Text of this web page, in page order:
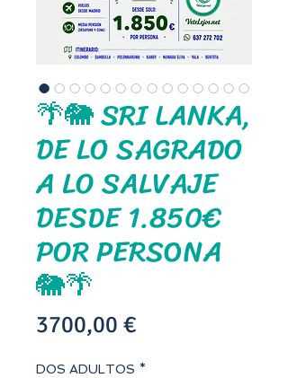
🌴🐘 SRI LANKA,
DE LO SAGRADO
A LO SALVAJE
DESDE 1.850€
POR PERSONA
🐘🌴
3700,00 €
DOS ADULTOS *